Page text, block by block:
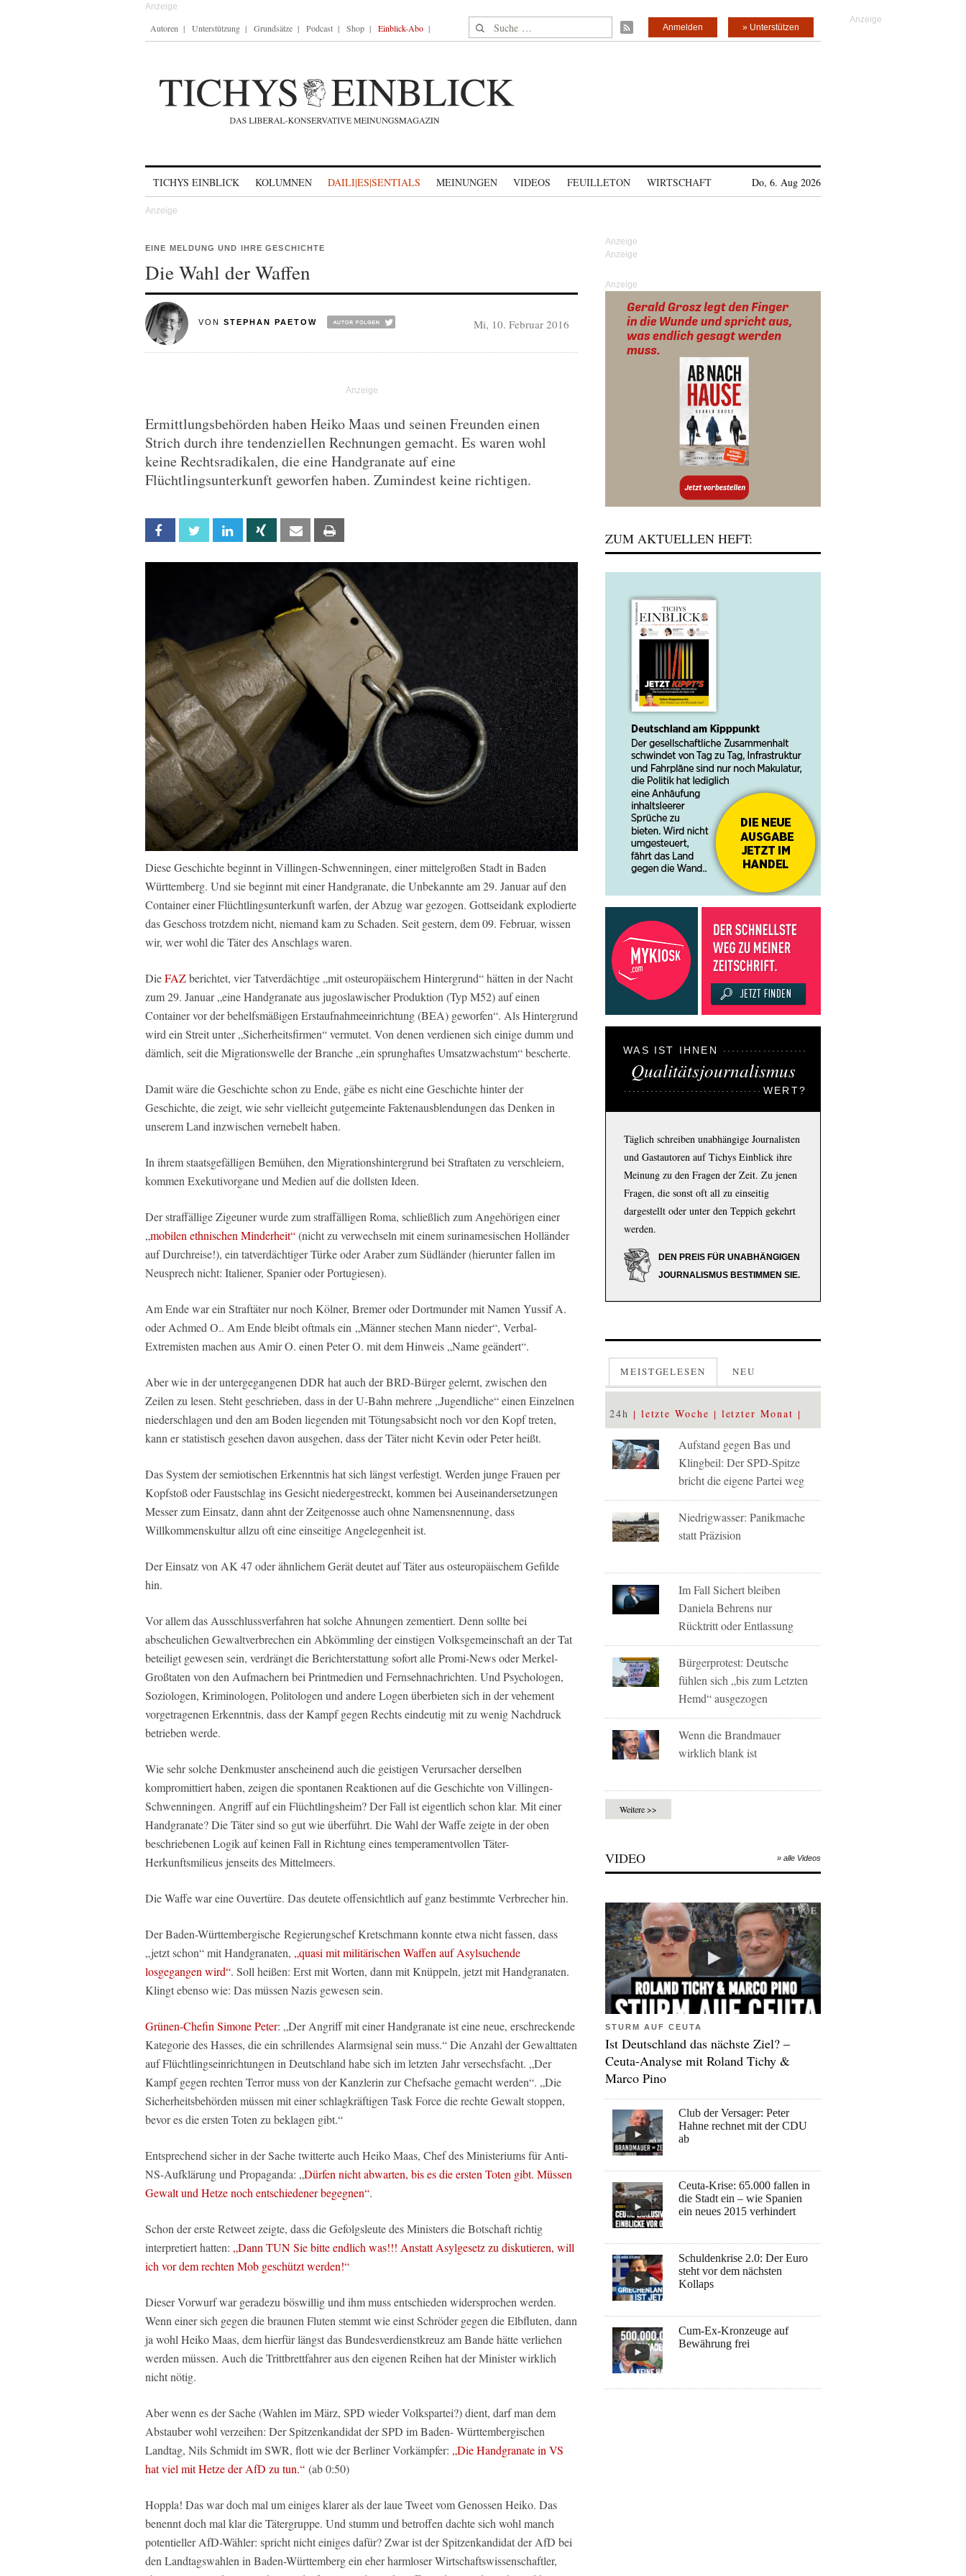
Autoren Unterstützung Grundsätze Podcast Shop Einblick-Abo Suche nach: » Unterstützen
Anmelden
TICHYS EINBLICK KOLUMNEN DAILI|ES|SENTIALS MEINUNGEN VIDEOS FEUILLETON WIRTSCHAFT Do, 6. Aug 2026
EINE MELDUNG UND IHRE GESCHICHTE
Die Wahl der Waffen
VON STEPHAN PAETOW Mi, 10. Februar 2016
Ermittlungsbehörden haben Heiko Maas und seinen Freunden einen
Strich durch ihre tendenziellen Rechnungen gemacht. Es waren wohl
keine Rechtsradikalen, die eine Handgranate auf eine
Flüchtlingsunterkunft geworfen haben. Zumindest keine richtigen.
Facebook Twitter Linkedin Xing Email
Diese Geschichte beginnt in Villingen-Schwenningen, einer mittelgroßen Stadt in Baden
Württemberg. Und sie beginnt mit einer Handgranate, die Unbekannte am 29. Januar auf den
Container einer Flüchtlingsunterkunft warfen, der Abzug war gezogen. Gottseidank explodierte
das Geschoss trotzdem nicht, niemand kam zu Schaden. Seit gestern, dem 09. Februar, wissen
wir, wer wohl die Täter des Anschlags waren.
DieFAZberichtet, vier Tatverdächtige „mit osteuropäischem Hintergrund“ hätten in der Nacht
zum 29. Januar „eine Handgranate aus jugoslawischer Produktion (Typ M52) auf einen
Container vor der behelfsmäßigen Erstaufnahmeeinrichtung (BEA) geworfen“. Als Hintergrund
wird ein Streit unter „Sicherheitsfirmen“ vermutet. Von denen verdienen sich einige dumm und
dämlich, seit die Migrationswelle der Branche „ein sprunghaftes Umsatzwachstum“ bescherte.
Damit wäre die Geschichte schon zu Ende, gäbe es nicht eine Geschichte hinter der
Geschichte, die zeigt, wie sehr vielleicht gutgemeinte Faktenausblendungen das Denken in
unserem Land inzwischen vernebelt haben.
In ihrem staatsgefälligen Bemühen, den Migrationshintergrund bei Straftaten zu verschleiern,
kommen Exekutivorgane und Medien auf die dollsten Ideen.
Der straffällige Zigeuner wurde zum straffälligen Roma, schließlich zum Angehörigen einer
„mobilen ethnischen Minderheit“(nicht zu verwechseln mit einem surinamesischen Holländer
auf Durchreise!), ein tatverdächtiger Türke oder Araber zum Südländer (hierunter fallen im
Neusprech nicht: Italiener, Spanier oder Portugiesen).
Am Ende war ein Straftäter nur noch Kölner, Bremer oder Dortmunder mit Namen Yussif A.
oder Achmed O.. Am Ende bleibt oftmals ein „Männer stechen Mann nieder“, Verbal-
Extremisten machen aus Amir O. einen Peter O. mit dem Hinweis „Name geändert“.
Aber wie in der untergegangenen DDR hat auch der BRD-Bürger gelernt, zwischen den
Zeilen zu lesen. Steht geschrieben, dass in der U-Bahn mehrere „Jugendliche“ einen Einzelnen
niederschlagen und den am Boden liegenden mit Tötungsabsicht noch vor den Kopf treten,
kann er statistisch gesehen davon ausgehen, dass der Täter nicht Kevin oder Peter heißt.
Das System der semiotischen Erkenntnis hat sich längst verfestigt. Werden junge Frauen per
Kopfstoß oder Faustschlag ins Gesicht niedergestreckt, kommen bei Auseinandersetzungen
Messer zum Einsatz, dann ahnt der Zeitgenosse auch ohne Namensnennung, dass
Willkommenskultur allzu oft eine einseitige Angelegenheit ist.
Der Einsatz von AK 47 oder ähnlichem Gerät deutet auf Täter aus osteuropäischem Gefilde
hin.
Vor allem das Ausschlussverfahren hat solche Ahnungen zementiert. Denn sollte bei
abscheulichen Gewaltverbrechen ein Abkömmling der einstigen Volksgemeinschaft an der Tat
beteiligt gewesen sein, verdrängt die Berichterstattung sofort alle Promi-News oder Merkel-
Großtaten von den Aufmachern bei Printmedien und Fernsehnachrichten. Und Psychologen,
Soziologen, Kriminologen, Politologen und andere Logen überbieten sich in der vehement
vorgetragenen Erkenntnis, dass der Kampf gegen Rechts eindeutig mit zu wenig Nachdruck
betrieben werde.
Wie sehr solche Denkmuster anscheinend auch die geistigen Verursacher derselben
kompromittiert haben, zeigen die spontanen Reaktionen auf die Geschichte von Villingen-
Schwenningen. Angriff auf ein Flüchtlingsheim? Der Fall ist eigentlich schon klar. Mit einer
Handgranate? Die Täter sind so gut wie überführt. Die Wahl der Waffe zeigte in der oben
beschriebenen Logik auf keinen Fall in Richtung eines temperamentvollen Täter-
Herkunftsmilieus jenseits des Mittelmeers.
Die Waffe war eine Ouvertüre. Das deutete offensichtlich auf ganz bestimmte Verbrecher hin.
Der Baden-Württembergische Regierungschef Kretschmann konnte etwa nicht fassen, dass
„jetzt schon“ mit Handgranaten, „quasi mit militärischen Waffen auf Asylsuchende
losgegangen wird“. Soll heißen: Erst mit Worten, dann mit Knüppeln, jetzt mit Handgranaten.
Klingt ebenso wie: Das müssen Nazis gewesen sein.
Grünen-Chefin Simone Peter: „Der Angriff mit einer Handgranate ist eine neue, erschreckende
Kategorie des Hasses, die ein schrillendes Alarmsignal sein muss.“ Die Anzahl der Gewalttaten
auf Flüchtlingseinrichtungen in Deutschland habe sich im letzten Jahr versechsfacht. „Der
Kampf gegen rechten Terror muss von der Kanzlerin zur Chefsache gemacht werden“. „Die
Sicherheitsbehörden müssen mit einer schlagkräftigen Task Force die rechte Gewalt stoppen,
bevor es die ersten Toten zu beklagen gibt.“
Entsprechend sicher in der Sache twitterte auch Heiko Maas, Chef des Ministeriums für Anti-
NS-Aufklärung und Propaganda: „Dürfen nicht abwarten, bis es die ersten Toten gibt. Müssen
Gewalt und Hetze noch entschiedener begegnen“.
Schon der erste Retweet zeigte, dass die Gefolgsleute des Ministers die Botschaft richtig
interpretiert hatten: „Dann TUN Sie bitte endlich was!!! Anstatt Asylgesetz zu diskutieren, will
ich vor dem rechten Mob geschützt werden!“
Dieser Vorwurf war geradezu böswillig und ihm muss entschieden widersprochen werden.
Wenn einer sich gegen die braunen Fluten stemmt wie einst Schröder gegen die Elbfluten, dann
ja wohl Heiko Maas, dem hierfür längst das Bundesverdienstkreuz am Bande hätte verliehen
werden müssen. Auch die Trittbrettfahrer aus den eigenen Reihen hat der Minister wirklich
nicht nötig.
Aber wenn es der Sache (Wahlen im März, SPD wieder Volkspartei?) dient, darf man dem
Abstauber wohl verzeihen: Der Spitzenkandidat der SPD im Baden- Württembergischen
Landtag, Nils Schmidt im SWR, flott wie der Berliner Vorkämpfer: „Die Handgranate in VS
hat viel mit Hetze der AfD zu tun.“ (ab 0:50)
Hoppla! Das war doch mal um einiges klarer als der laue Tweet vom Genossen Heiko. Das
benennt doch mal klar die Tätergruppe. Und stumm und betroffen dachte sich wohl manch
potentieller AfD-Wähler: spricht nicht einiges dafür? Zwar ist der Spitzenkandidat der AfD bei
den Landtagswahlen in Baden-Württemberg ein eher harmloser Wirtschaftswissenschaftler,
Anzeige
ZUM AKTUELLEN HEFT:
WAS IST IHNEN
Qualitätsjournalismus
WERT?
Täglich schreiben unabhängige Journalisten
und Gastautoren auf Tichys Einblick ihre
Meinung zu den Fragen der Zeit. Zu jenen
Fragen, die sonst oft all zu einseitig
dargestellt oder unter den Teppich gekehrt
werden.
DEN PREIS FÜR UNABHÄNGIGEN
JOURNALISMUS BESTIMMEN SIE.
MEISTGELESEN NEU
24h letzte Woche letzter Monat
Aufstand gegen Bas und
Klingbeil: Der SPD-Spitze
bricht die eigene Partei weg
Niedrigwasser: Panikmache
statt Präzision
Im Fall Sichert bleiben
Daniela Behrens nur
Rücktritt oder Entlassung
Bürgerprotest: Deutsche
fühlen sich „bis zum Letzten
Hemd“ ausgezogen
Wenn die Brandmauer
wirklich blank ist
Weitere >>
VIDEO » alle Videos
STURM AUF CEUTA
Ist Deutschland das nächste Ziel? –
Ceuta-Analyse mit Roland Tichy &
Marco Pino
Club der Versager: Peter
Hahne rechnet mit der CDU
ab
Ceuta-Krise: 65.000 fallen in
die Stadt ein – wie Spanien
ein neues 2015 verhindert
Schuldenkrise 2.0: Der Euro
steht vor dem nächsten
Kollaps
Cum-Ex-Kronzeuge auf
Bewährung frei